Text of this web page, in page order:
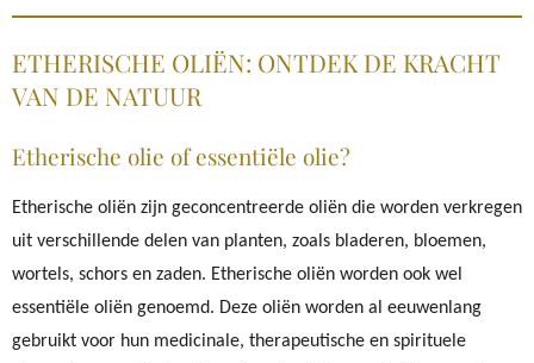
ETHERISCHE OLIËN: ONTDEK DE KRACHT
VAN DE NATUUR
Etherische olie of essentiële olie?
Etherische oliën zijn geconcentreerde oliën die worden verkregen
uit verschillende delen van planten, zoals bladeren, bloemen,
wortels, schors en zaden. Etherische oliën worden ook wel
essentiële oliën genoemd. Deze oliën worden al eeuwenlang
gebruikt voor hun medicinale, therapeutische en spirituele